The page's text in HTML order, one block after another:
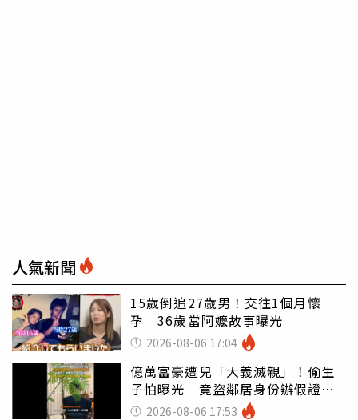
人氣新聞
15歲倒追27歲男！交往1個月懷
孕 36歲當阿嬤故事曝光
2026-08-06 17:04
億萬富豪遭兒「大義滅親」！偷生
子怕曝光 竟盜鄰居身份辦假證落
戶 2026-08-06 17:53